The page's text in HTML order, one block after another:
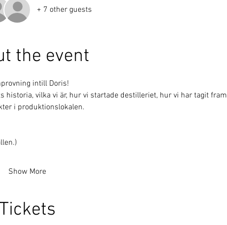
+ 7 other guests
the event
intill Doris!
vilka vi är, hur vi startade destilleriet, hur vi har tagit fram
i produktionslokalen.
Show More